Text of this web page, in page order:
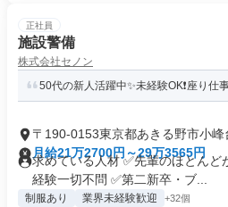
正社員
施設警備
株式会社セノン
50代の新人活躍中✨未経験OK❗座り
〒190-0153東京都あきる野市小峰
月給21万2700円～29万3565円
求めている人材 ✅先輩のほとんど
経験一切不問 ✅第二新卒・ブ...
制服あり 業界未経験歓迎 +32個